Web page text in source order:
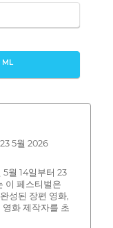
ML
5월 2026
월 14일부터 23
이 페스티벌은
성된 장편 영화,
화 제작자를 초